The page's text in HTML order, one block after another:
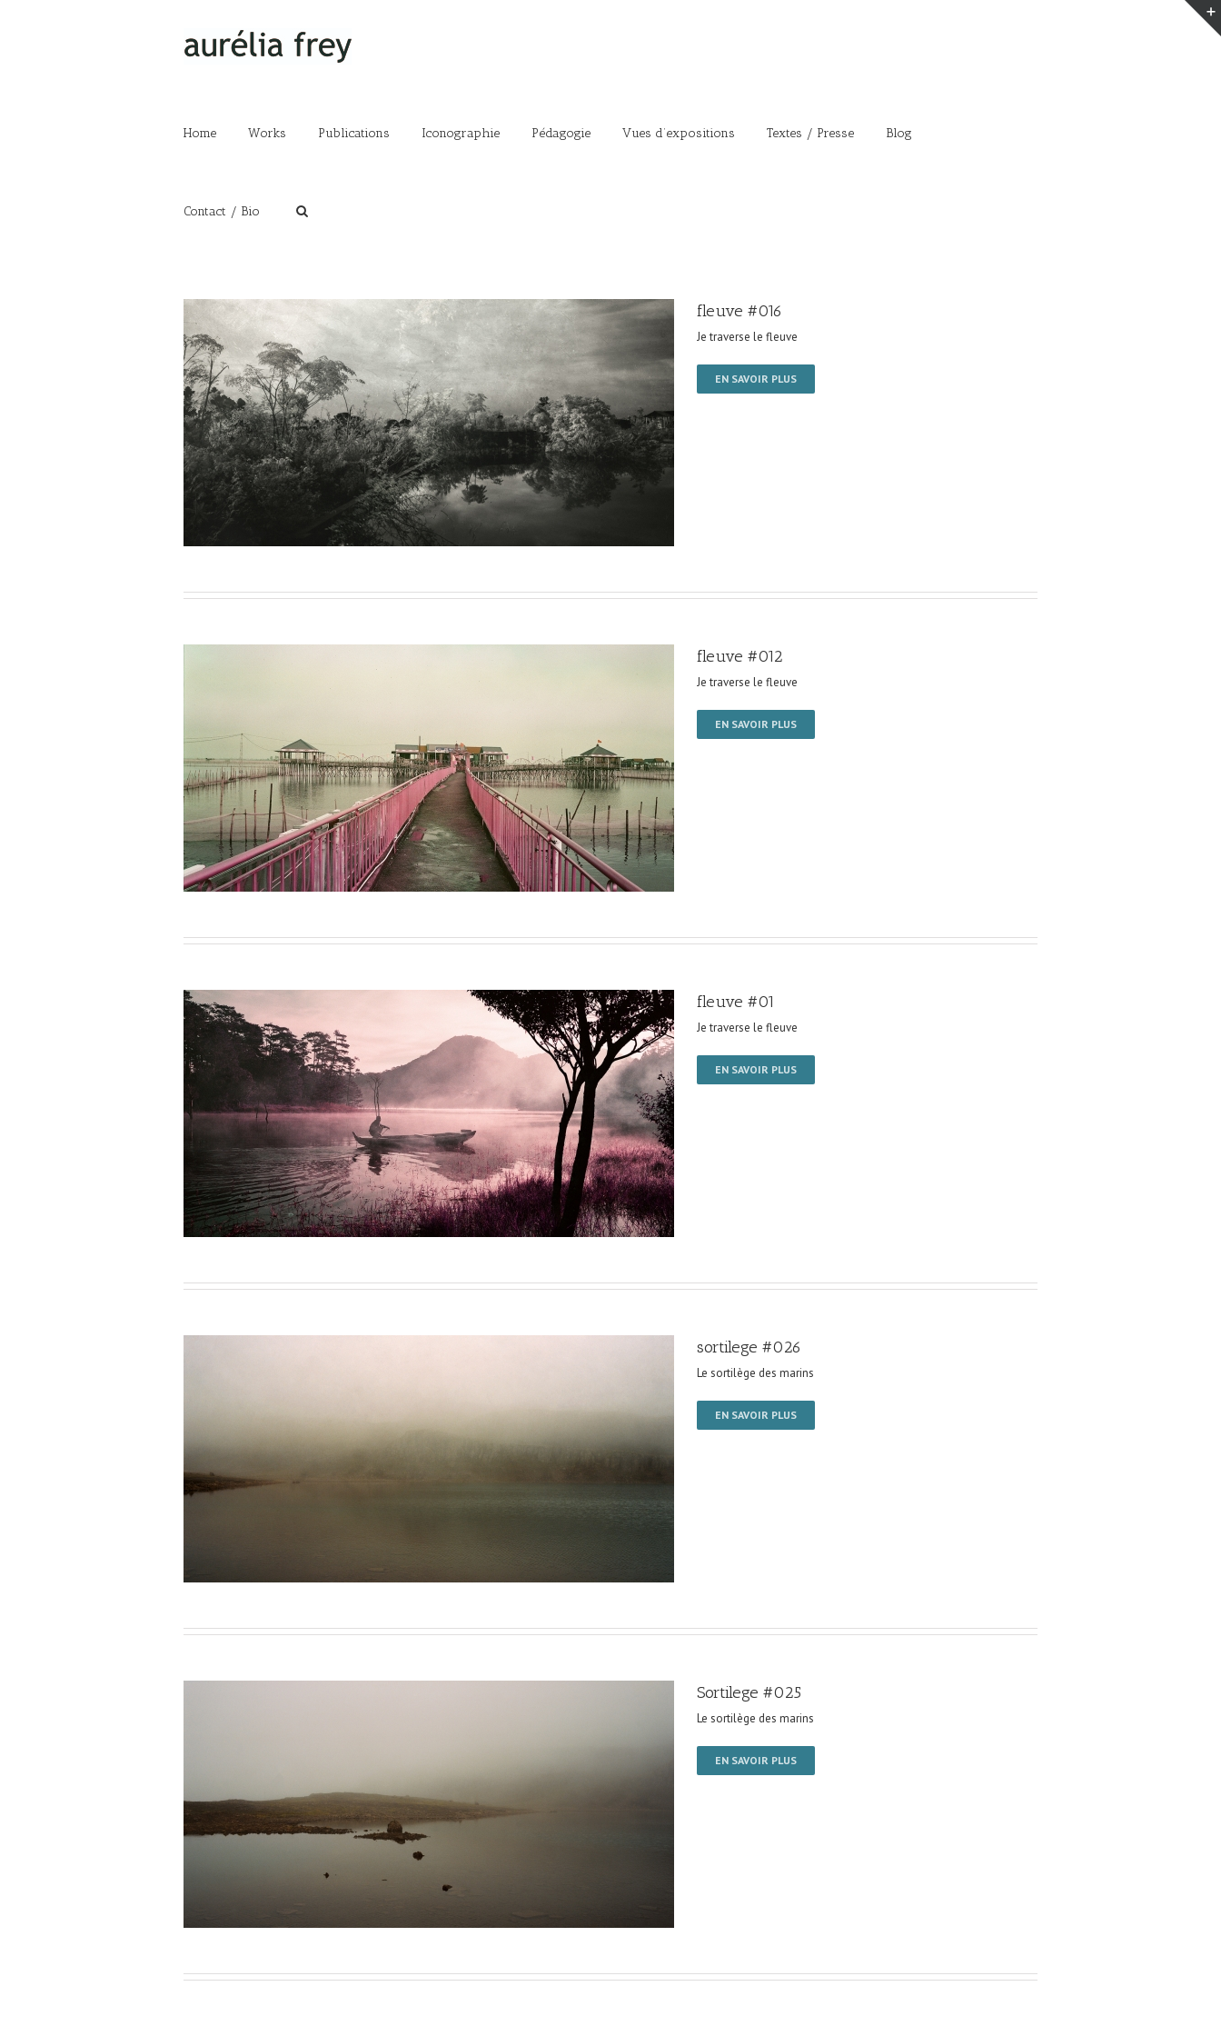
Home Works Publications Iconographie Pédagogie Vues d’expositions Textes / Presse Blog
Contact / Bio
fleuve #016
Je traverse le fleuve
EN SAVOIR PLUS
fleuve #012
Je traverse le fleuve
EN SAVOIR PLUS
fleuve #01
Je traverse le fleuve
EN SAVOIR PLUS
sortilege #026
Le sortilège des marins
EN SAVOIR PLUS
Sortilege #025
Le sortilège des marins
EN SAVOIR PLUS